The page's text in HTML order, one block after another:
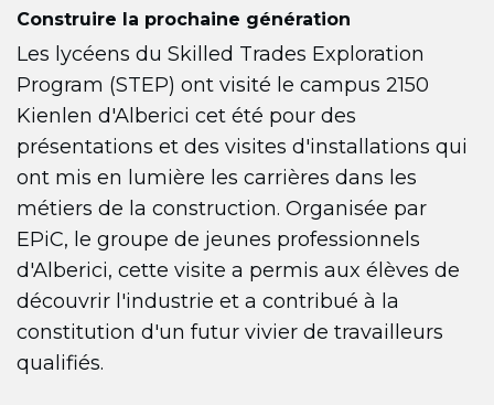
Construire la prochaine génération
Les lycéens du Skilled Trades Exploration
Program (STEP) ont visité le campus 2150
Kienlen d'Alberici cet été pour des
présentations et des visites d'installations qui
ont mis en lumière les carrières dans les
métiers de la construction. Organisée par
EPiC, le groupe de jeunes professionnels
d'Alberici, cette visite a permis aux élèves de
découvrir l'industrie et a contribué à la
constitution d'un futur vivier de travailleurs
qualifiés.